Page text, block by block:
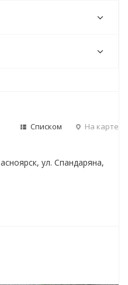
Списком На карте
ул. Спандаряна,